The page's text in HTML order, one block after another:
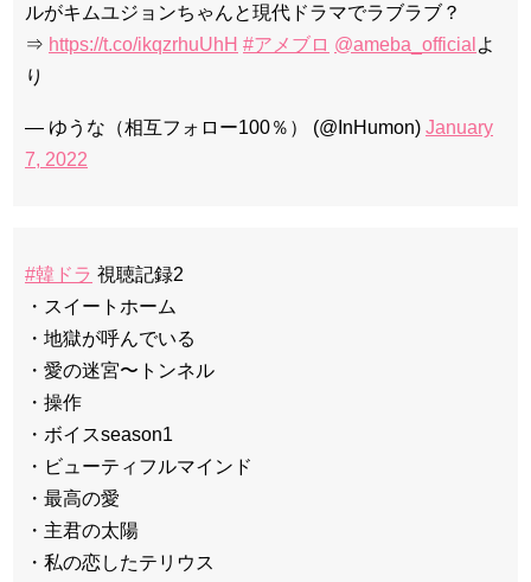
ルがキムユジョンちゃんと現代ドラマでラブラブ？
⇒ https://t.co/ikqzrhuUhH #アメブロ @ameba_official よ
り
— ゆうな（相互フォロー100％） (@InHumon) January
7, 2022
#韓ドラ 視聴記録2
・スイートホーム
・地獄が呼んでいる
・愛の迷宮〜トンネル
・操作
・ボイスseason1
・ビューティフルマインド
・最高の愛
・主君の太陽
・私の恋したテリウス